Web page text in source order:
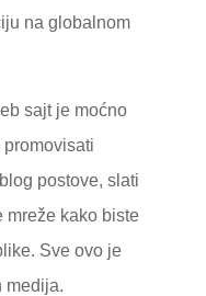
na globalnom
sajt je moćno
postove, slati
mreže kako biste
Sve ovo je
medija.